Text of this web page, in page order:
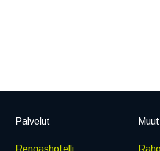
Palvelut
Rengashotelli